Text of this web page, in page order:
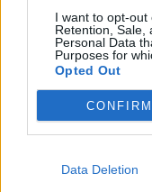
I want to opt-out
Retention, Sale,
Personal Data
Purposes for
Opted Out
CONFIRM
Data Deletion
Aki Lenin akart
sportágban. Talán nem
a versenysporttól, a